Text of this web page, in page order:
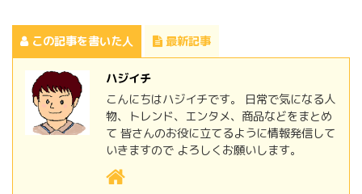
この記事を書いた人 最新記事
ハジイチ
こんにちはハジイチです。 日常で気になる人
物、トレンド、エンタメ、商品などをまとめ
て 皆さんのお役に立てるように情報発信して
いきますので よろしくお願いします。